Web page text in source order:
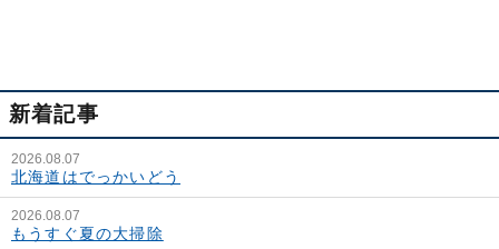
新着記事
2026.08.07
北海道はでっかいどう
2026.08.07
もうすぐ夏の大掃除